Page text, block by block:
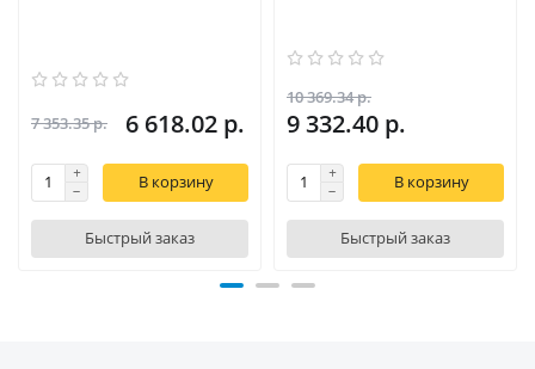
7 353.35 р. 6 618.02 р.
В корзину
Быстрый заказ
10 369.34 р.
9 332.40 р.
В корзину
Быстрый заказ